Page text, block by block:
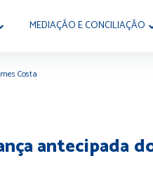
MEDIAÇÃO E CONCILIAÇÃO
Costa
antecipada